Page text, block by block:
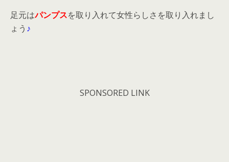
足元はパンプスを取り入れて女性らしさを取り入れまし
ょう ♪
SPONSORED LINK